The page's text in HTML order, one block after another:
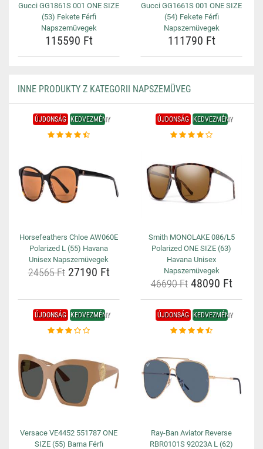
Gucci GG1861S 001 ONE SIZE
(53) Fekete Férfi
Napszemüvegek
115590 Ft
Gucci GG1661S 001 ONE SIZE
(54) Fekete Férfi
Napszemüvegek
111790 Ft
INNE PRODUKTY Z KATEGORII NAPSZEMÜVEG
ÚJDONSÁG KEDVEZMÉNY
Horsefeathers Chloe AW060E
Polarized L (55) Havana
Unisex Napszemüvegek
24565 Ft27190 Ft
ÚJDONSÁG KEDVEZMÉNY
Smith MONOLAKE 086/L5
Polarized ONE SIZE (63)
Havana Unisex
Napszemüvegek
46690 Ft48090 Ft
ÚJDONSÁG KEDVEZMÉNY
Versace VE4452 551787 ONE
SIZE (55) Barna Férfi
ÚJDONSÁG KEDVEZMÉNY
Ray-Ban Aviator Reverse
RBR0101S 92023A L (62)